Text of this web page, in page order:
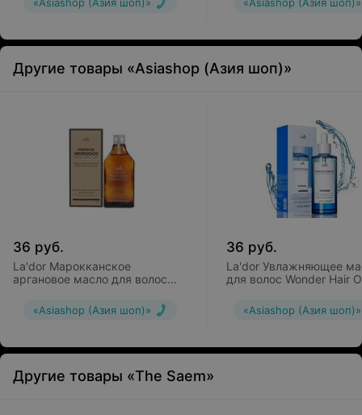
Другие товары «Asiashop (Азия шоп)»
36 руб.
La'dor Марокканское
аргановое масло для волос
«Asiashop (Азия шоп)»
36 руб.
La'dor Увлажняющее
для волос Wonder Hair
«Asiashop (Азия шоп)»
Другие товары «The Saem»